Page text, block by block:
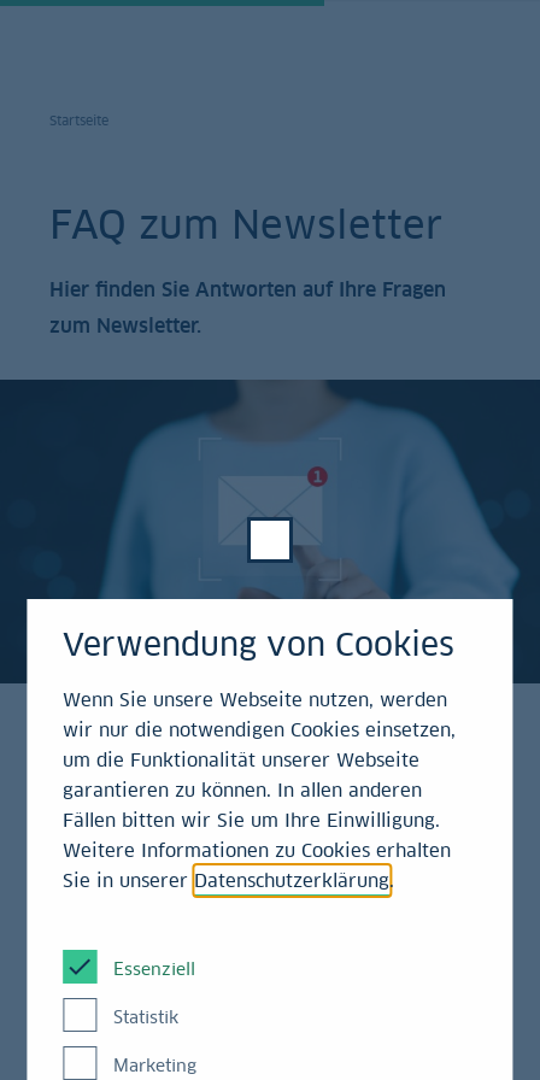
Startseite
FAQ zum Newsletter
Hier finden Sie Antworten auf Ihre Fragen
zum Newsletter.
An- und Abmeldung
Wie kann ich den LBBW Newsletter
abonnieren?
Website abonnieren. Nach der Anmeldung erhalten
Sie eine E-Mail, in der Sie Ihre Anmeldung durch
einen Klick bestätigen müssen (Double-Opt-In). So
wird sichergestellt, dass niemand Ihre E-Mail-
Verwendung von Cookies
Wenn Sie unsere Webseite nutzen, werden
wir nur die notwendigen Cookies einsetzen,
um die Funktionalität unserer Webseite
garantieren zu können. In allen anderen
Fällen bitten wir Sie um Ihre Einwilligung.
Weitere Informationen zu Cookies erhalten
Sie in unserer Datenschutzerklärung.
Essenziell
Statistik
Marketing